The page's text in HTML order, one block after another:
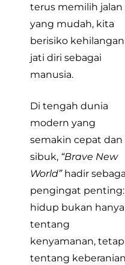
terus memilih jalan
yang mudah, kita
berisiko kehilangan
jati diri sebagai
manusia.
Di tengah dunia
modern yang
semakin cepat dan
sibuk, “Brave New
World” hadir
pengingat penting:
hidup bukan hanya
tentang
kenyamanan,
tentang keberanian